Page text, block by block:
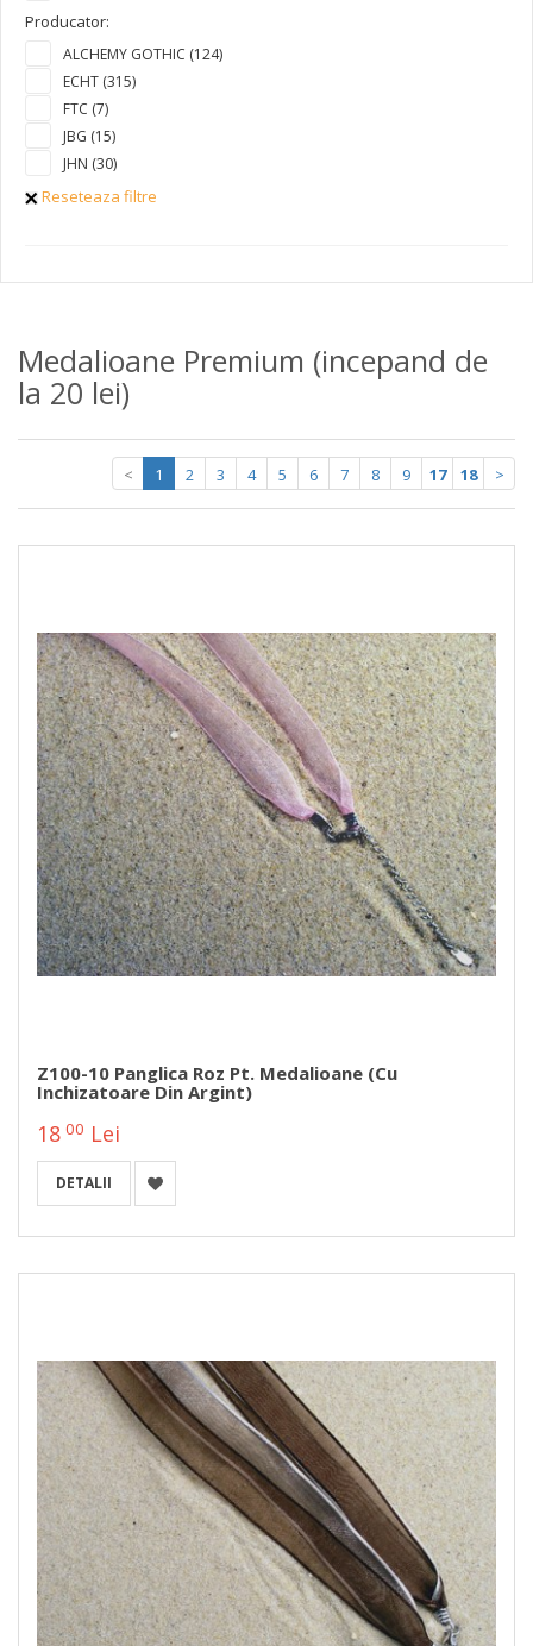
Producator:
ALCHEMY GOTHIC (124)
ECHT (315)
FTC (7)
JBG (15)
JHN (30)
Reseteaza filtre
Medalioane Premium (incepand de
la 20 lei)
< 1 2 3 4 5 6 7 8 9 17 18 >
Z100-10 Panglica Roz Pt. Medalioane (cu
Inchizatoare Din Argint)
18 00 Lei
DETALII